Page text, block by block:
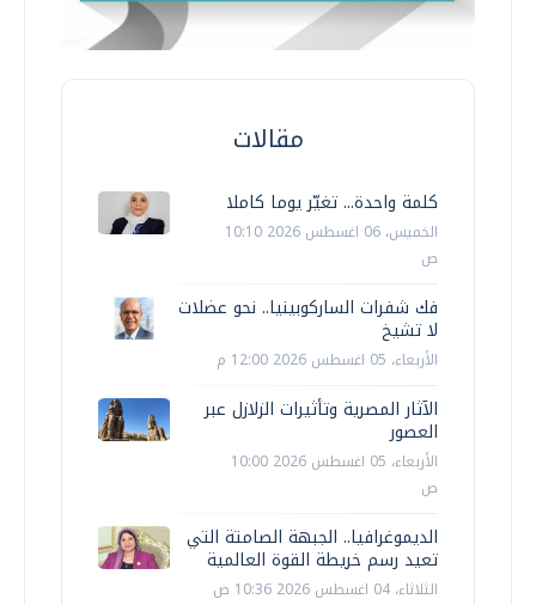
مقالات
كلمة واحدة... تغيّر يوما كاملا
الخميس، 06 اغسطس 2026 10:10
ص
فك شفرات الساركوبينيا.. نحو عضلات
لا تشيخ
الأربعاء، 05 اغسطس 2026 12:00 م
الآثار المصرية وتأثيرات الزلازل عبر
العصور
الأربعاء، 05 اغسطس 2026 10:00
ص
الديموغرافيا.. الجبهة الصامتة التي
تعيد رسم خريطة القوة العالمية
الثلاثاء، 04 اغسطس 2026 10:36 ص